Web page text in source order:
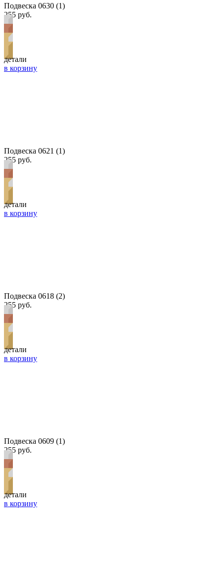
Подвеска 0630 (1)
255 руб.
детали
в корзину
Подвеска 0621 (1)
255 руб.
детали
в корзину
Подвеска 0618 (2)
255 руб.
детали
в корзину
Подвеска 0609 (1)
255 руб.
детали
в корзину